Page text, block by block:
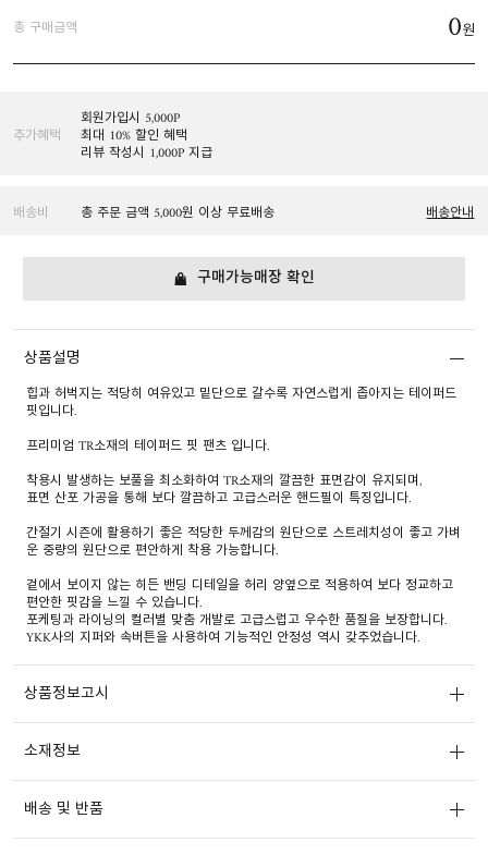
총 구매금액 0원
추가혜택
회원가입시 5,000P
최대 10% 할인 혜택
리뷰 작성시 1,000P 지급
배송비 총 주문 금액 5,000원 이상 무료배송 배송안내
구매가능매장 확인
상품설명
힙과 허벅지는 적당히 여유있고 밑단으로 갈수록 자연스럽게 좁아지는 테이퍼드
핏입니다.
프리미엄 TR소재의 테이퍼드 핏 팬츠 입니다.
착용시 발생하는 보풀을 최소화하여 TR소재의 깔끔한 표면감이 유지되며,
표면 산포 가공을 통해 보다 깔끔하고 고급스러운 핸드필이 특징입니다.
간절기 시즌에 활용하기 좋은 적당한 두께감의 원단으로 스트레치성이 좋고 가벼
운 중량의 원단으로 편안하게 착용 가능합니다.
겉에서 보이지 않는 히든 밴딩 디테일을 허리 양옆으로 적용하여 보다 정교하고
편안한 핏감을 느낄 수 있습니다.
포케팅과 라이닝의 컬러별 맞춤 개발로 고급스럽고 우수한 품질을 보장합니다.
YKK사의 지퍼와 속버튼을 사용하여 기능적인 안정성 역시 갖추었습니다.
상품정보고시
소재정보
배송 및 반품